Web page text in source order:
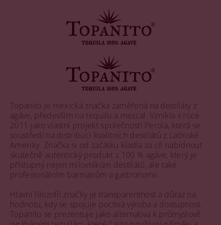
Topanito je mexická značka zaměřená na destiláty z
agáve, především na tequilu a mezcal. Vznikla v roce
2011 jako vlastní projekt společnosti Perola, která se
soustředí na distribuci kvalitních destilátů z Latinské
Ameriky. Značka si od začátku kladla za cíl nabídnout
skutečně autentický produkt z 100 % agáve, který je
přístupný nejen milovníkům destilátů, ale také
profesionálním barmanům a gastronomii.
Hlavní filozofií značky je transparentnost a důraz na
hodnotu, kdy se spojuje poctivá výroba a dostupnost.
Topanito se prezentuje jako alternativa k průmyslově